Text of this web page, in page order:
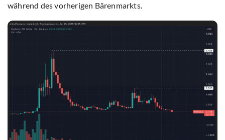
während des vorherigen Bärenmarkts.